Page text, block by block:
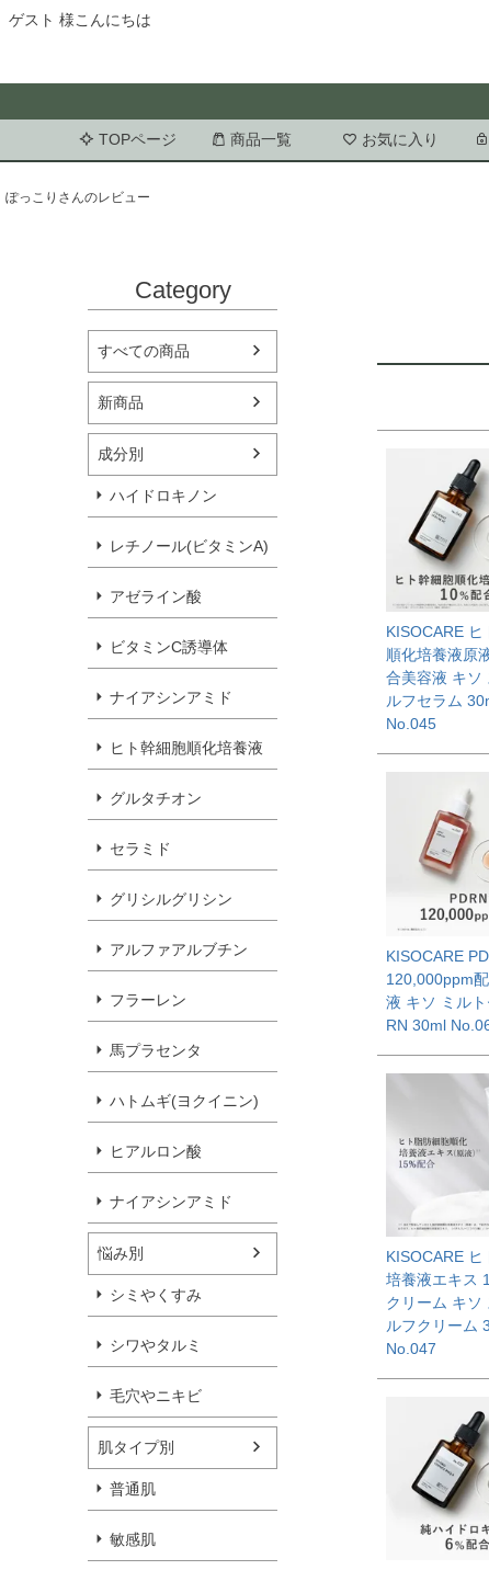
ゲスト 様こんにちは
TOPページ 商品一覧 お気に入り
ぽっこりさんのレビュー
Category
すべての商品
新商品
成分別
ハイドロキノン
レチノール(ビタミンA)
アゼライン酸
ビタミンC誘導体
ナイアシンアミド
ヒト幹細胞順化培養液
グルタチオン
セラミド
グリシルグリシン
アルファアルブチン
フラーレン
馬プラセンタ
ハトムギ(ヨクイニン)
ヒアルロン酸
ナイアシンアミド
悩み別
シミやくすみ
シワやタルミ
毛穴やニキビ
肌タイプ別
普通肌
敏感肌
KISOCARE ヒ
順化培養液原
合美容液 キソ
ルフセラム
No.045
KISOCARE
120,000ppm
液 キソ ミルト
RN 30ml
KISOCARE ヒ
培養液エキス
クリーム キソ
ルフクリーム
No.047